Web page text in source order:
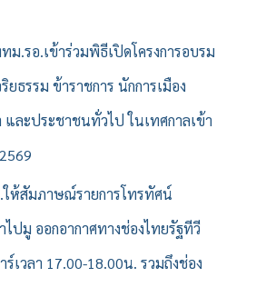
ม.รอ.เข้าร่วมพิธีเปิดโครงการอบรม
ธรรม ข้าราชการ นักการเมือง
ละประชาชนทั่วไป ในเทศกาลเข้า
ให้สัมภาษณ์รายการโทรทัศน์
ไปมู ออกอากาศทางช่องไทยรัฐทีวี
ร์เวลา 17.00-18.00น. รวมถึงช่อง